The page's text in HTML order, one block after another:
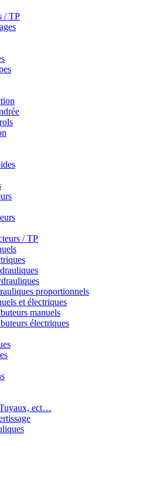
/ TP
/ TP
proportionnels
et électriques
manuels
électriques
ect…